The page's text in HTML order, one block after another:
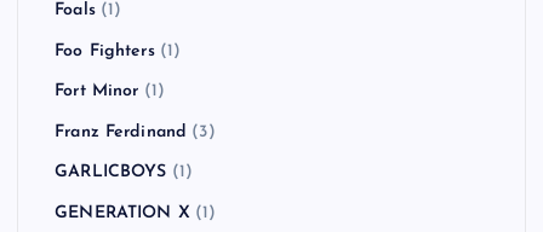
Foals(1)
Foo Fighters(1)
Fort Minor (1)
Franz Ferdinand (3)
GARLICBOYS (1)
GENERATION X (1)